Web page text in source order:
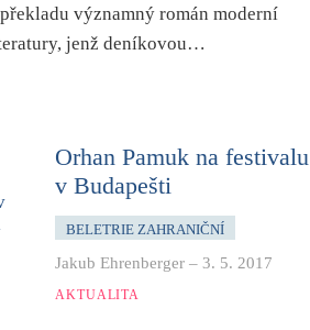
významný román moderní
jenž deníkovou…
Orhan Pamuk na festivalu
v Budapešti
BELETRIE ZAHRANIČNÍ
Jakub Ehrenberger – 3. 5. 2017
AKTUALITA